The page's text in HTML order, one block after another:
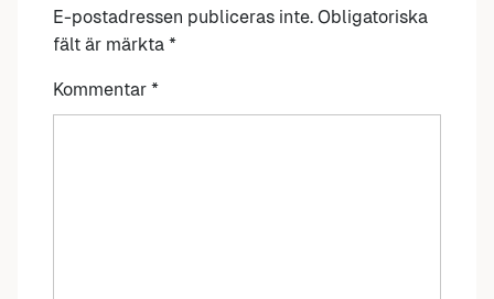
E-postadressen publiceras inte. Obligatoriska
fält är märkta *
Kommentar *